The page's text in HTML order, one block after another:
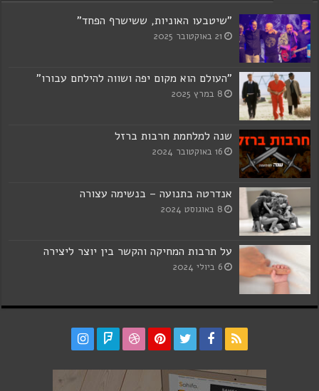
"שיטבעו האוניות, ששישרף הפחד"
21 באוקטובר 2025
"העולם הוא מקום יפה ושווה להילחם עבורו"
8 במרץ 2025
שנה למלחמת חרבות ברזל
16 באוקטובר 2024
אנדרטה בתנועה – בנשימה עצורה
8 באוגוסט 2024
על תרבות המחיקה והקשר בין יוצר ליצירה
6 ביולי 2024